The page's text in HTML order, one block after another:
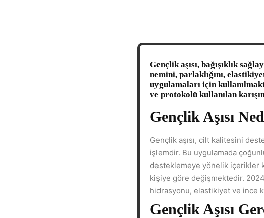
Gençlik aşısı, bağışıklık
nemini, parlaklığını,
uygulamaları için
ve protokolü kullanılan
Gençlik Aşısı
Gençlik aşısı, cilt kalitesini
işlemdir. Bu uygulamada
desteklemeye yönelik içerikler
kişiye göre değişmektedir.
hidrasyonu, elastikiyet ve ince
Gençlik Aşısı